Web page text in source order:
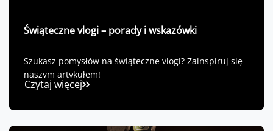
Świąteczne vlogi – porady i wskazówki
Szukasz pomysłów na świąteczne vlogi? Zainspiruj się
naszym artykułem!
Czytaj więcej